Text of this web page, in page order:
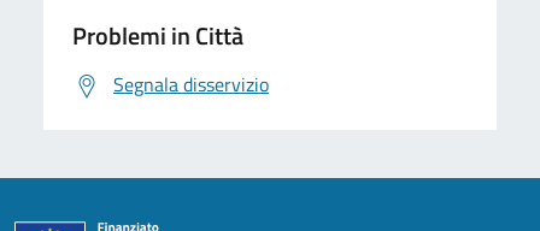
Problemi in Città
Segnala disservizio